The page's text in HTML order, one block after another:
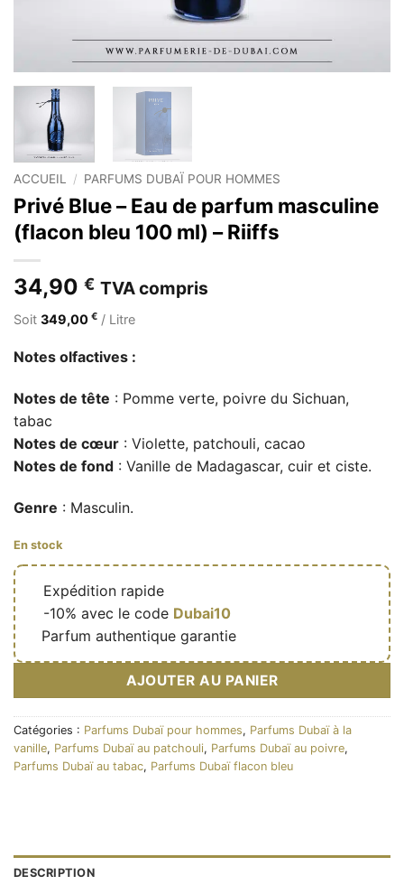
ACCUEIL / PARFUMS DUBAÏ POUR HOMMES
Privé Blue – Eau de parfum masculine
(flacon bleu 100 ml) – Riiffs
34,90 € TVA compris
Soit 349,00 € / Litre
Notes olfactives :
Notes de tête : Pomme verte, poivre du Sichuan,
tabac
Notes de cœur : Violette, patchouli, cacao
Notes de fond : Vanille de Madagascar, cuir et ciste.
Genre : Masculin.
En stock
Expédition rapide
-10% avec le code Dubai10
Parfum authentique garantie
AJOUTER AU PANIER
Catégories : Parfums Dubaï pour hommes, Parfums Dubaï à la
vanille, Parfums Dubaï au patchouli, Parfums Dubaï au poivre,
Parfums Dubaï au tabac, Parfums Dubaï flacon bleu
DESCRIPTION